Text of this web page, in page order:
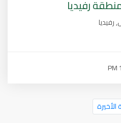
رفيديا
رفيديا